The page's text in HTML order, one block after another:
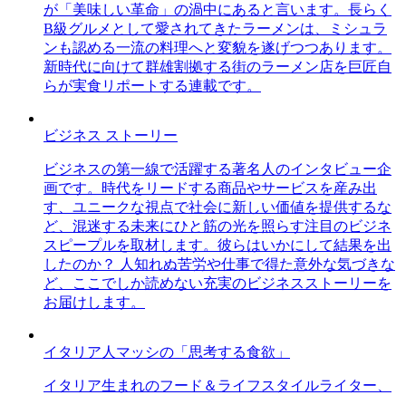
が「美味しい革命」の渦中にあると言います。長らく
B級グルメとして愛されてきたラーメンは、ミシュラ
ンも認める一流の料理へと変貌を遂げつつあります。
新時代に向けて群雄割拠する街のラーメン店を巨匠自
らが実食リポートする連載です。
ビジネス ストーリー
ビジネスの第一線で活躍する著名人のインタビュー企
画です。時代をリードする商品やサービスを産み出
す、ユニークな視点で社会に新しい価値を提供するな
ど、混迷する未来にひと筋の光を照らす注目のビジネ
スピープルを取材します。彼らはいかにして結果を出
したのか？ 人知れぬ苦労や仕事で得た意外な気づきな
ど、ここでしか読めない充実のビジネスストーリーを
お届けします。
イタリア人マッシの「思考する食欲」
イタリア生まれのフード＆ライフスタイルライター、